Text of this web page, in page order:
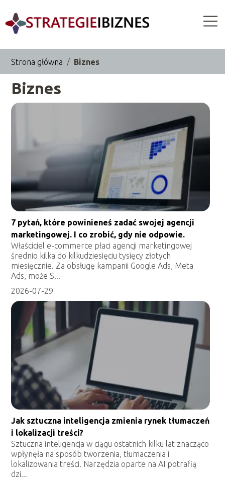
Strona główna / Biznes
Biznes
7 pytań, które powinieneś zadać swojej agencji
marketingowej. I co zrobić, gdy nie odpowie.
Właściciel e-commerce płaci agencji marketingowej
średnio kilka do kilkudziesięciu tysięcy złotych
miesięcznie. Za obsługę kampanii Google Ads, Meta
Ads, może S...
2026-07-29
Jak sztuczna inteligencja zmienia rynek tłumaczeń
i lokalizacji treści?
Sztuczna inteligencja w ciągu ostatnich kilku lat znacząco
wpłynęła na sposób tworzenia, tłumaczenia i
lokalizowania treści. Narzędzia oparte na AI potrafią
dzi...